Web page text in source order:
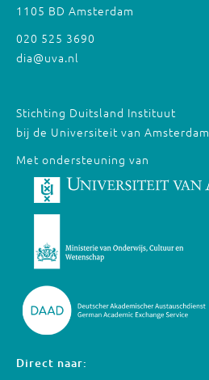
1105 BD Amsterdam
020 525 3690
dia@uva.nl
Stichting Duitsland Instituut
bij de Universiteit van Amsterdam
Met ondersteuning van
Direct naar: